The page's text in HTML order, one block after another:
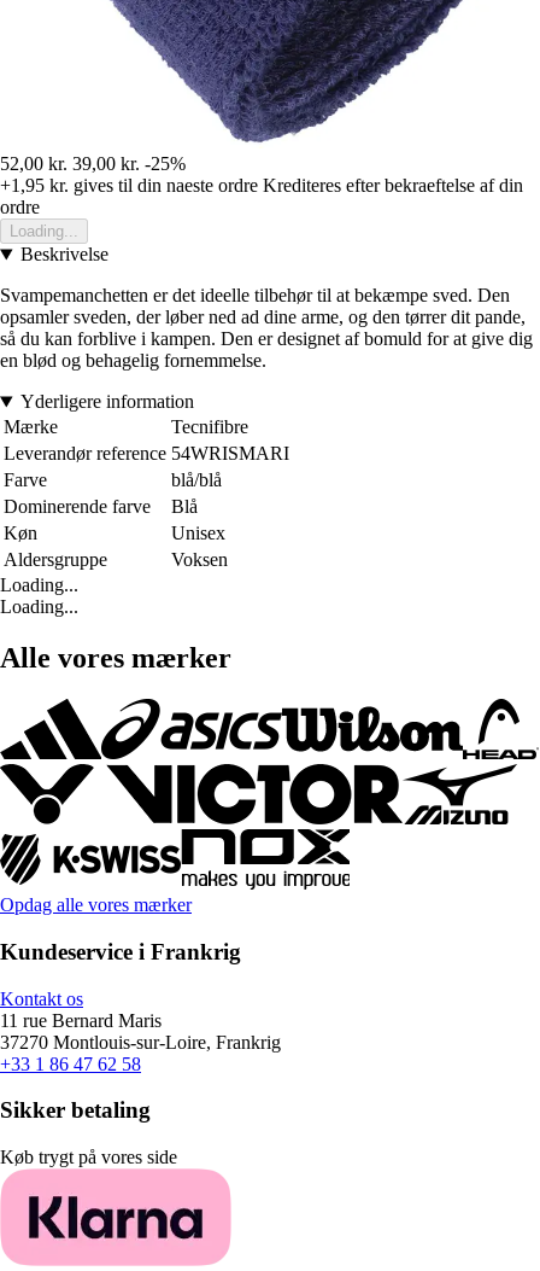
52,00 kr. 39,00 kr. -25%
+1,95 kr. gives til din naeste ordre Krediteres efter bekraeftelse af din
ordre
Loading...
Beskrivelse
Svampemanchetten er det ideelle tilbehør til at bekæmpe sved. Den
opsamler sveden, der løber ned ad dine arme, og den tørrer dit pande,
så du kan forblive i kampen. Den er designet af bomuld for at give dig
en blød og behagelig fornemmelse.
Yderligere information
Mærke
Tecnifibre
Leverandør reference 54WRISMARI
Farve
blå/blå
Dominerende farve
Blå
Køn
Unisex
Aldersgruppe
Voksen
Loading...
Loading...
Alle vores mærker
Opdag alle vores mærker
Kundeservice i Frankrig
Kontakt os
11 rue Bernard Maris
37270 Montlouis-sur-Loire, Frankrig
+33 1 86 47 62 58
Sikker betaling
Køb trygt på vores side